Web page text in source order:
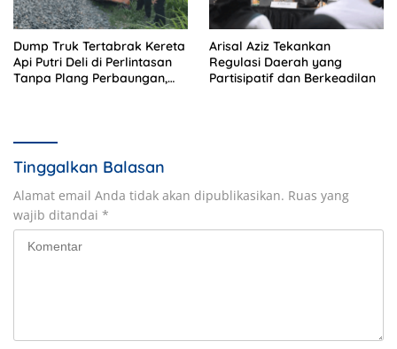
Dump Truk Tertabrak Kereta
Api Putri Deli di Perlintasan
Tanpa Plang Perbaungan,
Arisal Aziz Tekankan
Regulasi Daerah yang
Partisipatif dan Berkeadilan
Tinggalkan Balasan
Alamat email Anda tidak akan dipublikasikan. Ruas yang
wajib ditandai *